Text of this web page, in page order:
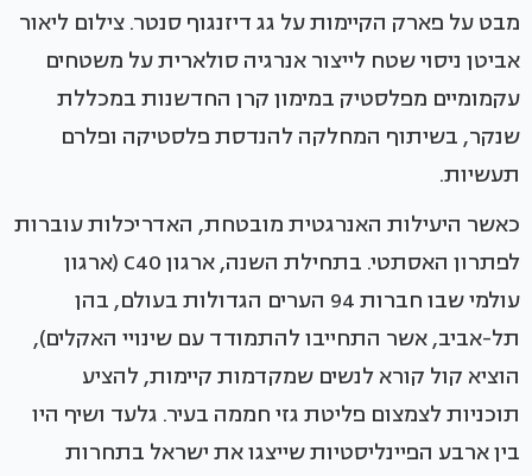
מבט על פארק הקיימות על גג דיזנגוף סנטר. צילום ליאור
אביטן ניסוי שטח לייצור אנרגיה סולארית על משטחים
עקמומיים מפלסטיק במימון קרן החדשנות במכללת
שנקר, בשיתוף המחלקה להנדסת פלסטיקה ופלרם
תעשיות.
כאשר היעילות האנרגטית מובטחת, האדריכלות עוברות
לפתרון האסתטי. בתחילת השנה, ארגון C40 (ארגון
עולמי שבו חברות 94 הערים הגדולות בעולם, בהן
תל-אביב, אשר התחייבו להתמודד עם שינויי האקלים),
הוציא קול קורא לנשים שמקדמות קיימות, להציע
תוכניות לצמצום פליטת גזי חממה בעיר. גלעד ושיף היו
בין ארבע הפיינליסטיות שייצגו את ישראל בתחרות